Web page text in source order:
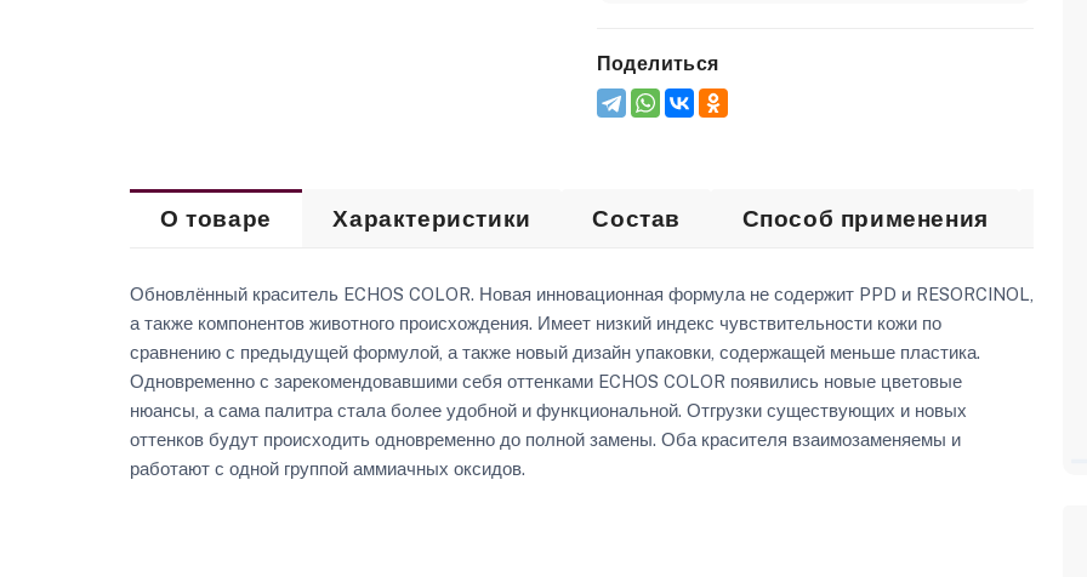
Поделиться
О товаре Характеристики Состав Способ применения
Обновлённый краситель ECHOS COLOR. Новая инновационная формула не содержит PPD и RESORCINOL,
а также компонентов животного происхождения. Имеет низкий индекс чувствительности кожи по
сравнению с предыдущей формулой, а также новый дизайн упаковки, содержащей меньше пластика.
Одновременно с зарекомендовавшими себя оттенками ECHOS COLOR появились новые цветовые
нюансы, а сама палитра стала более удобной и функциональной. Отгрузки существующих и новых
оттенков будут происходить одновременно до полной замены. Оба красителя взаимозаменяемы и
работают с одной группой аммиачных оксидов.